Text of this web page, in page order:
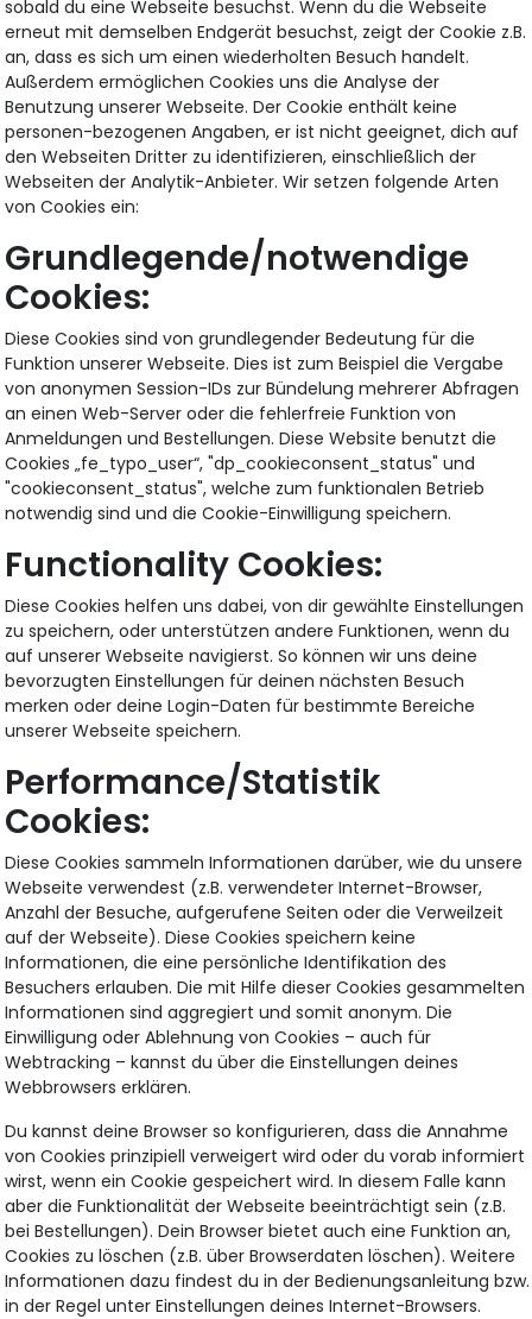
sobald du eine Webseite besuchst. Wenn du die Webseite
erneut mit demselben Endgerät besuchst, zeigt der Cookie z.B.
an, dass es sich um einen wiederholten Besuch handelt.
Außerdem ermöglichen Cookies uns die Analyse der
Benutzung unserer Webseite. Der Cookie enthält keine
personen-bezogenen Angaben, er ist nicht geeignet, dich auf
den Webseiten Dritter zu identifizieren, einschließlich der
Webseiten der Analytik-Anbieter. Wir setzen folgende Arten
von Cookies ein:
Grundlegende/notwendige
Cookies:
Diese Cookies sind von grundlegender Bedeutung für die
Funktion unserer Webseite. Dies ist zum Beispiel die Vergabe
von anonymen Session-IDs zur Bündelung mehrerer Abfragen
an einen Web-Server oder die fehlerfreie Funktion von
Anmeldungen und Bestellungen. Diese Website benutzt die
Cookies „fe_typo_user“, "dp_cookieconsent_status" und
"cookieconsent_status", welche zum funktionalen Betrieb
notwendig sind und die Cookie-Einwilligung speichern.
Functionality Cookies:
Diese Cookies helfen uns dabei, von dir gewählte Einstellungen
zu speichern, oder unterstützen andere Funktionen, wenn du
auf unserer Webseite navigierst. So können wir uns deine
bevorzugten Einstellungen für deinen nächsten Besuch
merken oder deine Login-Daten für bestimmte Bereiche
unserer Webseite speichern.
Performance/Statistik
Cookies:
Diese Cookies sammeln Informationen darüber, wie du unsere
Webseite verwendest (z.B. verwendeter Internet-Browser,
Anzahl der Besuche, aufgerufene Seiten oder die Verweilzeit
auf der Webseite). Diese Cookies speichern keine
Informationen, die eine persönliche Identifikation des
Besuchers erlauben. Die mit Hilfe dieser Cookies gesammelten
Informationen sind aggregiert und somit anonym. Die
Einwilligung oder Ablehnung von Cookies – auch für
Webtracking – kannst du über die Einstellungen deines
Webbrowsers erklären.
Du kannst deine Browser so konfigurieren, dass die Annahme
von Cookies prinzipiell verweigert wird oder du vorab informiert
wirst, wenn ein Cookie gespeichert wird. In diesem Falle kann
aber die Funktionalität der Webseite beeinträchtigt sein (z.B.
bei Bestellungen). Dein Browser bietet auch eine Funktion an,
Cookies zu löschen (z.B. über Browserdaten löschen). Weitere
Informationen dazu findest du in der Bedienungsanleitung bzw.
in der Regel unter Einstellungen deines Internet-Browsers.